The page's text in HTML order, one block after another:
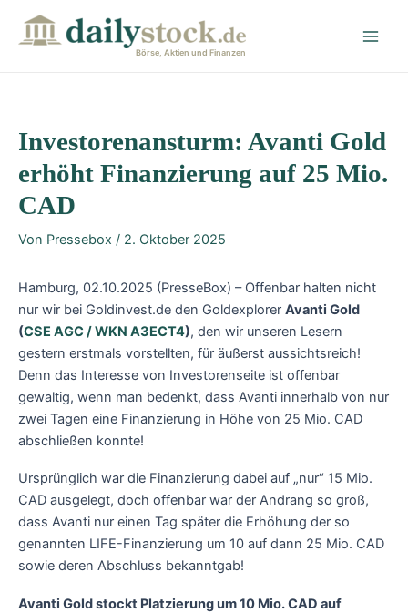
Börse, Aktien und Finanzen
Investorenansturm: Avanti Gold
erhöht Finanzierung auf 25 Mio.
CAD
Von Pressebox / 2. Oktober 2025
Hamburg, 02.10.2025 (PresseBox) – Offenbar halten nicht
nur wir bei Goldinvest.de den Goldexplorer Avanti Gold
(CSE AGC / WKN A3ECT4), den wir unseren Lesern
gestern erstmals vorstellten, für äußerst aussichtsreich!
Denn das Interesse von Investorenseite ist offenbar
gewaltig, wenn man bedenkt, dass Avanti innerhalb von nur
zwei Tagen eine Finanzierung in Höhe von 25 Mio. CAD
abschließen konnte!
Ursprünglich war die Finanzierung dabei auf „nur“ 15 Mio.
CAD ausgelegt, doch offenbar war der Andrang so groß,
dass Avanti nur einen Tag später die Erhöhung der so
genannten LIFE-Finanzierung um 10 auf dann 25 Mio. CAD
sowie deren Abschluss bekanntgab!
Avanti Gold stockt Platzierung um 10 Mio. CAD auf